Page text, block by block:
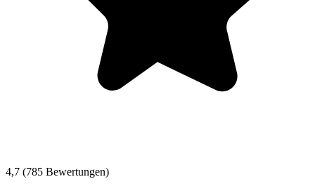
4,7 (785 Bewertungen)